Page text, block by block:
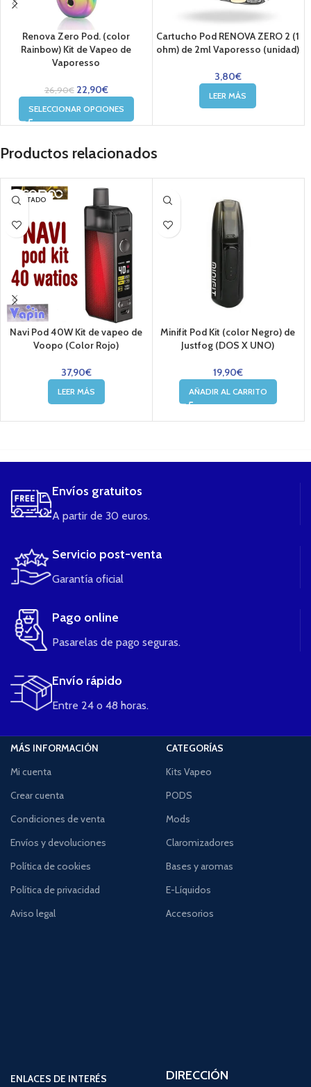
Renova Zero Pod. (color
Rainbow) Kit de Vapeo de
Vaporesso
26,90€ 22,90€
SELECCIONAR OPCIONES
Cartucho Pod RENOVA ZERO 2 (1
ohm) de 2ml Vaporesso (unidad)
3,80€
LEER MÁS
Productos relacionados
AGOTADO
Navi Pod 40W Kit de vapeo de
Voopo (Color Rojo)
37,90€
LEER MÁS
Minifit Pod Kit (color Negro) de
Justfog (DOS X UNO)
19,90€
AÑADIR AL CARRITO
Envíos gratuitos
A partir de 30 euros.
Servicio post-venta
Garantía oficial
Pago online
Pasarelas de pago seguras.
Envío rápido
Entre 24 o 48 horas.
MÁS INFORMACIÓN
Mi cuenta
Crear cuenta
Condiciones de venta
Envíos y devoluciones
Política de cookies
Política de privacidad
Aviso legal
CATEGORÍAS
Kits Vapeo
PODS
Mods
Claromizadores
Bases y aromas
E-Líquidos
Accesorios
ENLACES DE INTERÉS
DIRECCIÓN